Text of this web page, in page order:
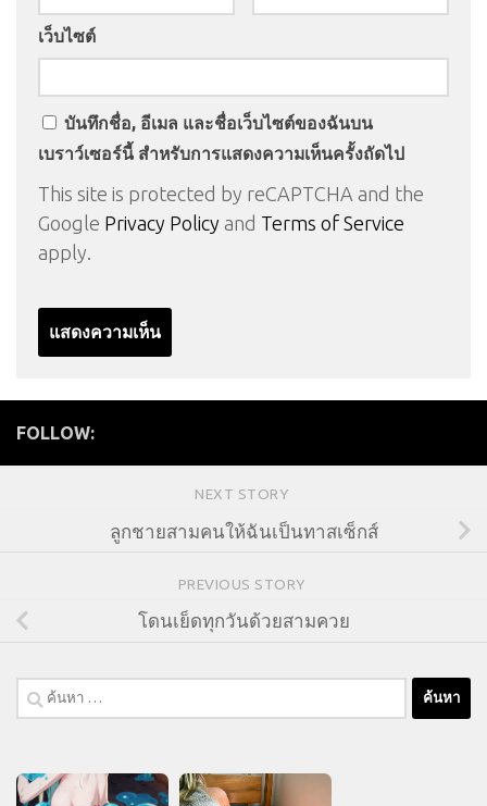
เว็บไซต์
บันทึกชื่อ, อีเมล และชื่อเว็บไซต์ของฉันบน
เบราว์เซอร์นี้ สำหรับการแสดงความเห็นครั้งถัดไป
This site is protected by reCAPTCHA and the
Google Privacy Policy and Terms of Service
apply.
FOLLOW:
NEXT STORY
ลูกชายสามคนให้ฉันเป็นทาสเซ็กส์
PREVIOUS STORY
โดนเย็ดทุกวันด้วยสามควย
ค้นหา
สำหรับ: